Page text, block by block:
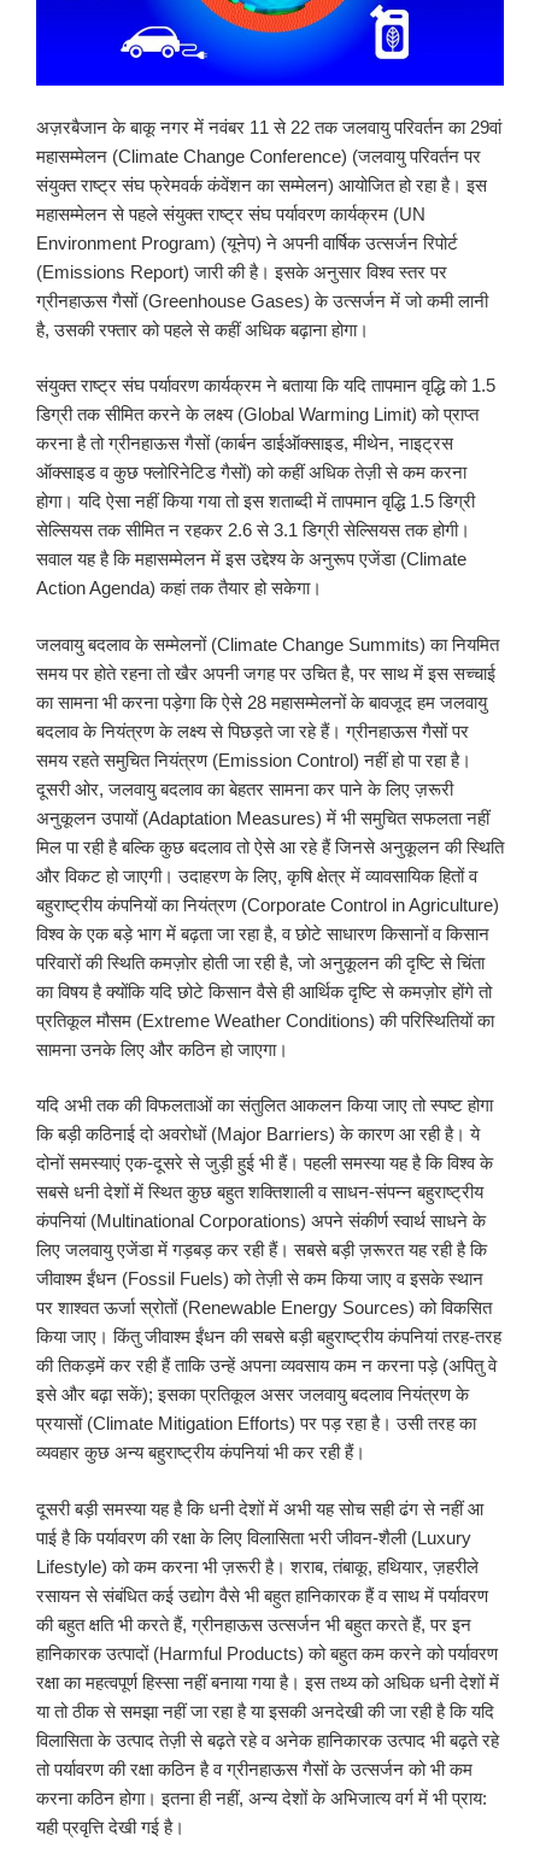
अज़रबैजान के बाकू नगर में नवंबर 11 से 22 तक जलवायु परिवर्तन का 29वां
महासम्मेलन (Climate Change Conference) (जलवायु परिवर्तन पर
संयुक्त राष्ट्र संघ फ्रेमवर्क कंवेंशन का सम्मेलन) आयोजित हो रहा है। इस
महासम्मेलन से पहले संयुक्त राष्ट्र संघ पर्यावरण कार्यक्रम (UN
Environment Program) (यूनेप) ने अपनी वार्षिक उत्सर्जन रिपोर्ट
(Emissions Report) जारी की है। इसके अनुसार विश्व स्तर पर
ग्रीनहाऊस गैसों (Greenhouse Gases) के उत्सर्जन में जो कमी लानी
है, उसकी रफ्तार को पहले से कहीं अधिक बढ़ाना होगा।
संयुक्त राष्ट्र संघ पर्यावरण कार्यक्रम ने बताया कि यदि तापमान वृद्धि को 1.5
डिग्री तक सीमित करने के लक्ष्य (Global Warming Limit) को प्राप्त
करना है तो ग्रीनहाऊस गैसों (कार्बन डाईऑक्साइड, मीथेन, नाइट्रस
ऑक्साइड व कुछ फ्लोरिनेटिड गैसों) को कहीं अधिक तेज़ी से कम करना
होगा। यदि ऐसा नहीं किया गया तो इस शताब्दी में तापमान वृद्धि 1.5 डिग्री
सेल्सियस तक सीमित न रहकर 2.6 से 3.1 डिग्री सेल्सियस तक होगी।
सवाल यह है कि महासम्मेलन में इस उद्देश्य के अनुरूप एजेंडा (Climate
Action Agenda) कहां तक तैयार हो सकेगा।
जलवायु बदलाव के सम्मेलनों (Climate Change Summits) का नियमित
समय पर होते रहना तो खैर अपनी जगह पर उचित है, पर साथ में इस सच्चाई
का सामना भी करना पड़ेगा कि ऐसे 28 महासम्मेलनों के बावजूद हम जलवायु
बदलाव के नियंत्रण के लक्ष्य से पिछड़ते जा रहे हैं। ग्रीनहाऊस गैसों पर
समय रहते समुचित नियंत्रण (Emission Control) नहीं हो पा रहा है।
दूसरी ओर, जलवायु बदलाव का बेहतर सामना कर पाने के लिए ज़रूरी
अनुकूलन उपायों (Adaptation Measures) में भी समुचित सफलता नहीं
मिल पा रही है बल्कि कुछ बदलाव तो ऐसे आ रहे हैं जिनसे अनुकूलन की स्थिति
और विकट हो जाएगी। उदाहरण के लिए, कृषि क्षेत्र में व्यावसायिक हितों व
बहुराष्ट्रीय कंपनियों का नियंत्रण (Corporate Control in Agriculture)
विश्व के एक बड़े भाग में बढ़ता जा रहा है, व छोटे साधारण किसानों व किसान
परिवारों की स्थिति कमज़ोर होती जा रही है, जो अनुकूलन की दृष्टि से चिंता
का विषय है क्योंकि यदि छोटे किसान वैसे ही आर्थिक दृष्टि से कमज़ोर होंगे तो
प्रतिकूल मौसम (Extreme Weather Conditions) की परिस्थितियों का
सामना उनके लिए और कठिन हो जाएगा।
यदि अभी तक की विफलताओं का संतुलित आकलन किया जाए तो स्पष्ट होगा
कि बड़ी कठिनाई दो अवरोधों (Major Barriers) के कारण आ रही है। ये
दोनों समस्याएं एक-दूसरे से जुड़ी हुई भी हैं। पहली समस्या यह है कि विश्व के
सबसे धनी देशों में स्थित कुछ बहुत शक्तिशाली व साधन-संपन्न बहुराष्ट्रीय
कंपनियां (Multinational Corporations) अपने संकीर्ण स्वार्थ साधने के
लिए जलवायु एजेंडा में गड़बड़ कर रही हैं। सबसे बड़ी ज़रूरत यह रही है कि
जीवाश्म ईंधन (Fossil Fuels) को तेज़ी से कम किया जाए व इसके स्थान
पर शाश्वत ऊर्जा स्रोतों (Renewable Energy Sources) को विकसित
किया जाए। किंतु जीवाश्म ईंधन की सबसे बड़ी बहुराष्ट्रीय कंपनियां तरह-तरह
की तिकड़में कर रही हैं ताकि उन्हें अपना व्यवसाय कम न करना पड़े (अपितु वे
इसे और बढ़ा सकें); इसका प्रतिकूल असर जलवायु बदलाव नियंत्रण के
प्रयासों (Climate Mitigation Efforts) पर पड़ रहा है। उसी तरह का
व्यवहार कुछ अन्य बहुराष्ट्रीय कंपनियां भी कर रही हैं।
दूसरी बड़ी समस्या यह है कि धनी देशों में अभी यह सोच सही ढंग से नहीं आ
पाई है कि पर्यावरण की रक्षा के लिए विलासिता भरी जीवन-शैली (Luxury
Lifestyle) को कम करना भी ज़रूरी है। शराब, तंबाकू, हथियार, ज़हरीले
रसायन से संबंधित कई उद्योग वैसे भी बहुत हानिकारक हैं व साथ में पर्यावरण
की बहुत क्षति भी करते हैं, ग्रीनहाऊस उत्सर्जन भी बहुत करते हैं, पर इन
हानिकारक उत्पादों (Harmful Products) को बहुत कम करने को पर्यावरण
रक्षा का महत्वपूर्ण हिस्सा नहीं बनाया गया है। इस तथ्य को अधिक धनी देशों में
या तो ठीक से समझा नहीं जा रहा है या इसकी अनदेखी की जा रही है कि यदि
विलासिता के उत्पाद तेज़ी से बढ़ते रहे व अनेक हानिकारक उत्पाद भी बढ़ते रहे
तो पर्यावरण की रक्षा कठिन है व ग्रीनहाऊस गैसों के उत्सर्जन को भी कम
करना कठिन होगा। इतना ही नहीं, अन्य देशों के अभिजात्य वर्ग में भी प्राय:
यही प्रवृत्ति देखी गई है।